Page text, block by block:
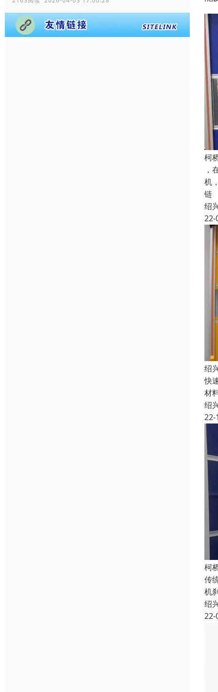
柯
，
机
链
绍
22-
绍
快
材
绍
22-
柯
传
机
绍
22-